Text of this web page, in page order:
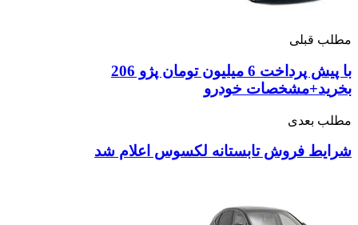
مطلب قبلی
با پیش پرداخت 6 میلیون تومان پژو 206
بخرید+مشخصات خودرو
مطلب بعدی
شرایط فروش تابستانه لکسوس اعلام شد